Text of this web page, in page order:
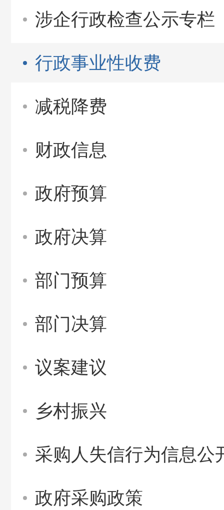
涉企行政检查公示专栏
行政事业性收费
减税降费
财政信息
政府预算
政府决算
部门预算
部门决算
议案建议
乡村振兴
采购人失信行为信息公
政府采购政策